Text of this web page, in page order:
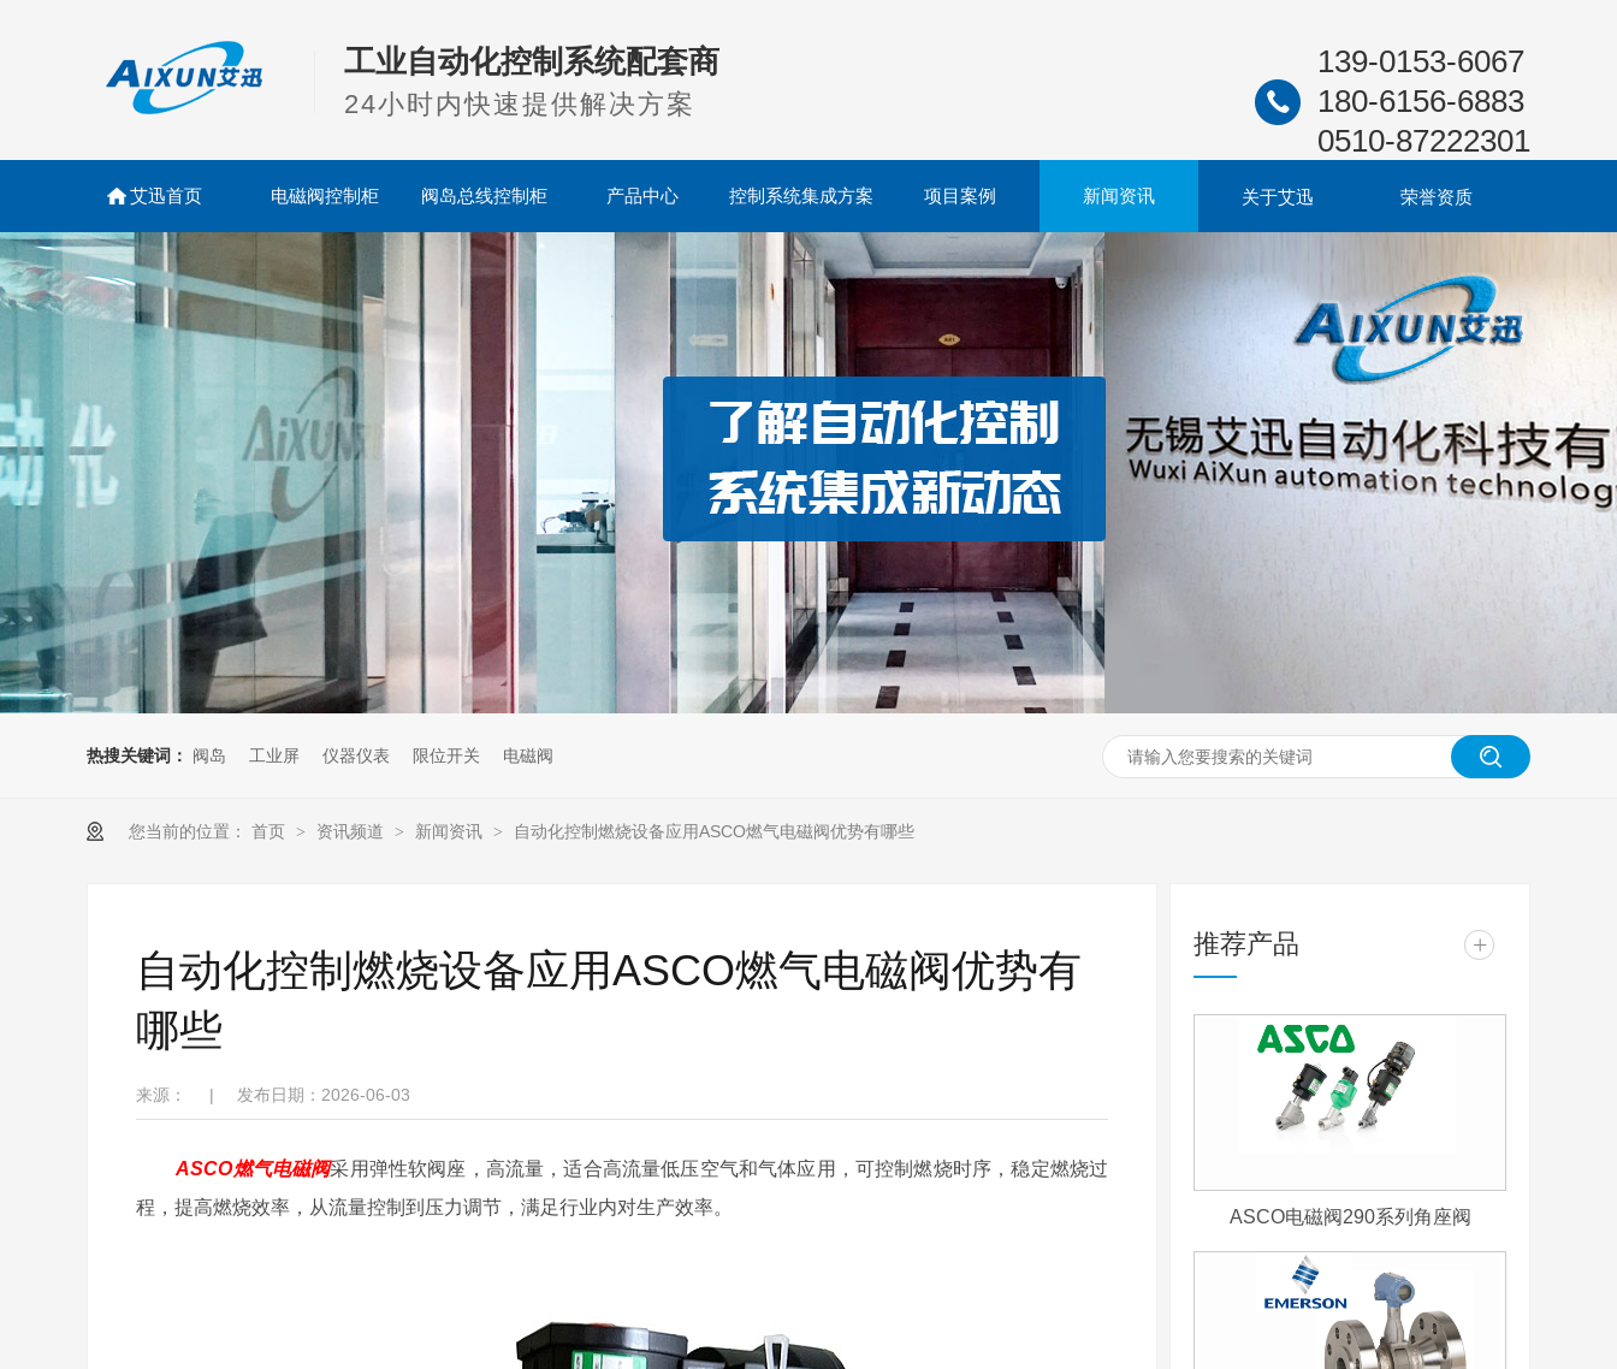
工业自动化控制系统配套商
24小时内快速提供解决方案
139-0153-6067
180-6156-6883
0510-87222301
艾迅首页 电磁阀控制柜 阀岛总线控制柜 产品中心 控制系统集成方案 项目案例 新闻资讯 关于艾迅 荣誉资质
热搜关键词： 阀岛 工业屏 仪器仪表 限位开关 电磁阀
您当前的位置： 首页 > 资讯频道 > 新闻资讯 > 自动化控制燃烧设备应用ASCO燃气电磁阀优势有哪些
自动化控制燃烧设备应用ASCO燃气电磁阀优势有
哪些
来源： | 发布日期：2026-06-03
ASCO燃气电磁阀采用弹性软阀座，高流量，适合高流量低压空气和气体应用，可控制燃烧时序，稳定燃烧过
程，提高燃烧效率，从流量控制到压力调节，满足行业内对生产效率。
推荐产品 +
ASCO电磁阀290系列角座阀